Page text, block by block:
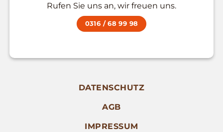
Rufen Sie uns an, wir freuen uns.
0316 / 68 99 98
DATENSCHUTZ
AGB
IMPRESSUM